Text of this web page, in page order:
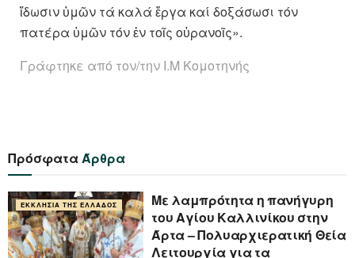
ἴδωσιν ὑμῶν τά καλά ἔργα καί δοξάσωσι τόν
πατέρα ὑμῶν τόν ἐν τοῖς οὐρανοῖς».
Γράφτηκε από τον/την Ι.Μ Κομοτηνής
ΠρόσφαταΆρθρα
ΕΚΚΛΗΣΊΑ ΤΗΣ ΕΛΛΆΔΟΣ
Με λαμπρότητα η πανήγυρη
του Αγίου Καλλινίκου στην
Άρτα – Πολυαρχιερατική Θεία
Λειτουργία για τα